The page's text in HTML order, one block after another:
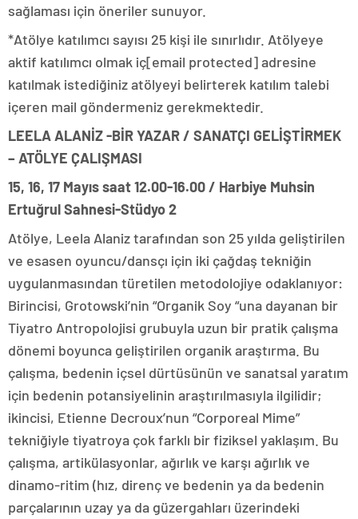
sağlaması için öneriler sunuyor.
*Atölye katılımcı sayısı 25 kişi ile sınırlıdır. Atölyeye
aktif katılımcı olmak iç[email protected] adresine
katılmak istediğiniz atölyeyi belirterek katılım talebi
içeren mail göndermeniz gerekmektedir.
LEELA ALANİZ -BİR YAZAR / SANATÇI GELİŞTİRMEK
– ATÖLYE ÇALIŞMASI
15, 16, 17 Mayıs saat 12.00-16.00 / Harbiye Muhsin
Ertuğrul Sahnesi-Stüdyo 2
Atölye, Leela Alaniz tarafından son 25 yılda geliştirilen
ve esasen oyuncu/dansçı için iki çağdaş tekniğin
uygulanmasından türetilen metodolojiye odaklanıyor:
Birincisi, Grotowski’nin “Organik Soy “una dayanan bir
Tiyatro Antropolojisi grubuyla uzun bir pratik çalışma
dönemi boyunca geliştirilen organik araştırma. Bu
çalışma, bedenin içsel dürtüsünün ve sanatsal yaratım
için bedenin potansiyelinin araştırılmasıyla ilgilidir;
ikincisi, Etienne Decroux’nun “Corporeal Mime”
tekniğiyle tiyatroya çok farklı bir fiziksel yaklaşım. Bu
çalışma, artikülasyonlar, ağırlık ve karşı ağırlık ve
dinamo-ritim (hız, direnç ve bedenin ya da bedenin
parçalarının uzay ya da güzergahları üzerindeki